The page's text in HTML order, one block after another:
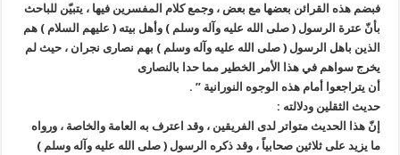
فبضم هذه القرائن بعضها مع بعض ، وجمع كلام المفسرين فيها ، يتبيّن للباحث
بأنّ عترة الرسول ( صلى الله عليه وآله وسلم ) وأهل بيته ( عليهم السلام ) هم
الذين باهل الرسول ( صلى الله عليه وآله وسلم ) بهم نصارى نجران ، حيث لم
يخرج سواهم في هذا الأمر الخطير مما حدا بالنصارى
أن يتراجعوا أمام هذه الوجوه النورانية ” .
حديث الثقلين ودلالته :
إنّ هذا الحديث متواتر لدى الفريقين ، وقد اعترف به العامة والخاصة ، ورواه
ما يزيد على ثلاثين صحابياً ، وقد ذكره الرسول ( صلى الله عليه وآله وسلم )